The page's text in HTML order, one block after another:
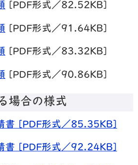
[PDF形式／82.52KB]
[PDF形式／91.64KB]
[PDF形式／83.32KB]
[PDF形式／90.86KB]
場合の様式
書 [PDF形式／85.35KB]
書 [PDF形式／92.24KB]